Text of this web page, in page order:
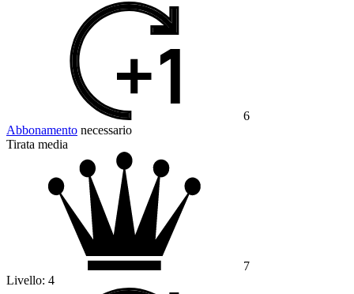
6
Abbonamento necessario
Tirata media
7
Livello: 4